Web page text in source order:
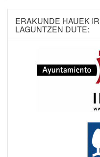
ERAKUNDE HAUEK
LAGUNTZEN DUTE: